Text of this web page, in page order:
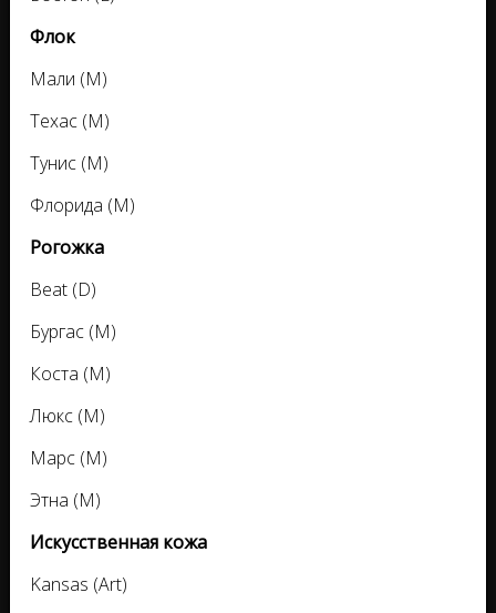
Флок
Мали (М)
Техас (М)
Тунис (М)
Флорида (М)
Рогожка
Beat (D)
Бургас (M)
Коста (M)
Люкс (M)
Марс (M)
Этна (М)
Искусственная кожа
Kansas (Аrt)